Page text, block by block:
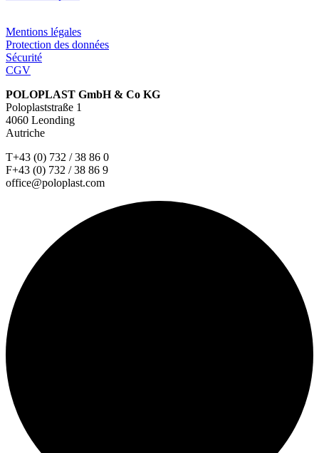
Mentions légales
Protection des données
Sécurité
CGV
POLOPLAST GmbH & Co KG
Poloplaststraße 1
4060 Leonding
Autriche
T+43 (0) 732 / 38 86 0
F+43 (0) 732 / 38 86 9
office@poloplast.com